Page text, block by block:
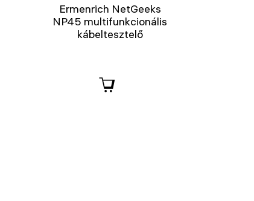
Ermenrich NetGeeks
NP45 multifunkcionális
kábeltesztelő